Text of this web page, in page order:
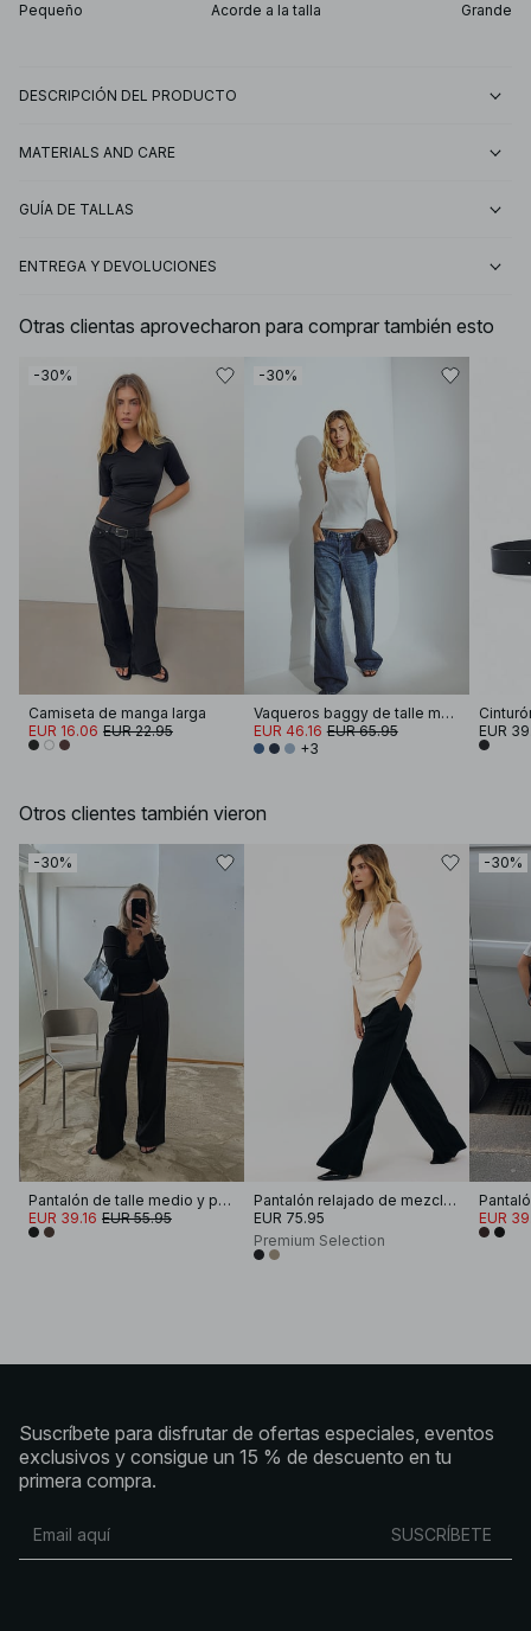
Pequeño Acorde a la talla Grande
DESCRIPCIÓN DEL PRODUCTO
MATERIALS AND CARE
GUÍA DE TALLAS
ENTREGA Y DEVOLUCIONES
Otras clientas aprovecharon para comprar también esto
-30%
Camiseta de manga larga
EUR 16.06 EUR 22.95
-30%
Vaqueros baggy de talle medio
EUR 46.16 EUR 65.95
+3
EUR
Otros clientes también vieron
-30%
Pantalón de talle medio y pernera ancha
EUR 39.16 EUR 55.95
Pantalón relajado de mezcla de lyocell
EUR 75.95
Premium Selection
-30%
EUR
Suscríbete para disfrutar de ofertas especiales, eventos
exclusivos y consigue un 15 % de descuento en tu
primera compra.
SUSCRÍBETE